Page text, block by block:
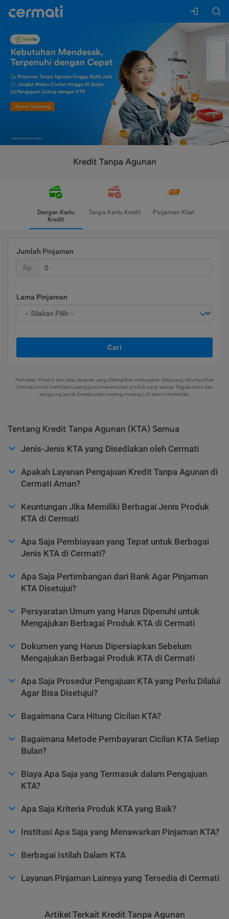
Kredit Tanpa Agunan
Dengan Kartu
Kredit
Tanpa Kartu Kredit Pinjaman Kilat
Jumlah Pinjaman
Rp
Lama Pinjaman
Cari
Perhatian: Produk dan/atau layanan yang ditampilkan merupakan data yang dikumpulkan
Cermati untuk membantu pengguna menemukan produk yang sesuai. Segala risiko dan
tanggung jawab berada pada masing-masing LJK atau mitra terkait.
Tentang Kredit Tanpa Agunan (KTA) Semua
Jenis-Jenis KTA yang Disediakan oleh Cermati
Apakah Layanan Pengajuan Kredit Tanpa Agunan di
Cermati Aman?
Keuntungan Jika Memiliki Berbagai Jenis Produk
KTA di Cermati
Apa Saja Pembiayaan yang Tepat untuk Berbagai
Jenis KTA di Cermati?
Apa Saja Pertimbangan dari Bank Agar Pinjaman
KTA Disetujui?
Persyaratan Umum yang Harus Dipenuhi untuk
Mengajukan Berbagai Produk KTA di Cermati
Dokumen yang Harus Dipersiapkan Sebelum
Mengajukan Berbagai Produk KTA di Cermati
Apa Saja Prosedur Pengajuan KTA yang Perlu Dilalui
Agar Bisa Disetujui?
Bagaimana Cara Hitung Cicilan KTA?
Bagaimana Metode Pembayaran Cicilan KTA Setiap
Bulan?
Biaya Apa Saja yang Termasuk dalam Pengajuan
KTA?
Apa Saja Kriteria Produk KTA yang Baik?
Institusi Apa Saja yang Menawarkan Pinjaman KTA?
Berbagai Istilah Dalam KTA
Layanan Pinjaman Lainnya yang Tersedia di Cermati
Artikel Terkait Kredit Tanpa Agunan